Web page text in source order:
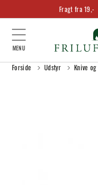
Fragt fra 19,-
Forside Udstyr Knive